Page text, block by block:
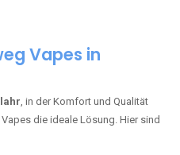
Vapes in
, in der Komfort und Qualität
die ideale Lösung. Hier sind